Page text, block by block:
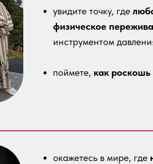
окажетесь в мире, где
увидите точку, где
физическое
инструментом
поймете, как роскошь